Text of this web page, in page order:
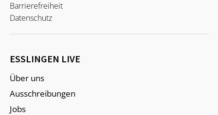
Barrierefreiheit
Datenschutz
ESSLINGEN LIVE
Über uns
Ausschreibungen
Jobs